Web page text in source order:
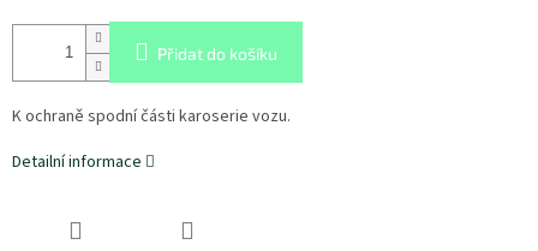
Přidat do košíku
K ochraně spodní části karoserie vozu.
Detailní informace